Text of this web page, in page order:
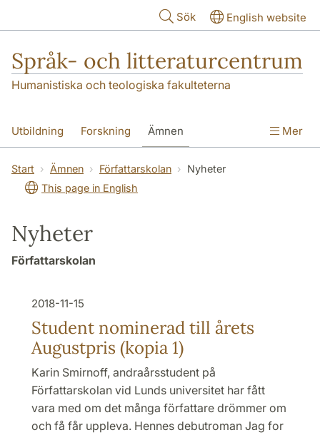
Sök English website
Språk- och litteraturcentrum
Humanistiska och teologiska fakulteterna
Utbildning Forskning Ämnen
SOL-husen Kontakt Institutionen
översättning till svenska
Mer
Start Ämnen Författarskolan
Nyheter
This page in English
Nyheter
Författarskolan
2018-11-15
Student nominerad till årets
Augustpris (kopia 1)
Karin Smirnoff, andraårsstudent på
Författarskolan vid Lunds universitet har fått
vara med om det många författare drömmer om
och få får uppleva. Hennes debutroman Jag for